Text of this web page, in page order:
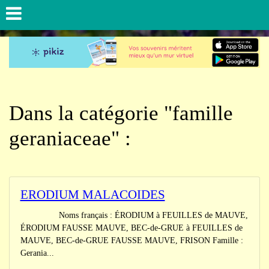
Dans la catégorie "famille
geraniaceae" :
ERODIUM MALACOIDES
Noms français : ÉRODIUM à FEUILLES de MAUVE,
ÉRODIUM FAUSSE MAUVE, BEC-de-GRUE à FEUILLES de
MAUVE, BEC-de-GRUE FAUSSE MAUVE, FRISON Famille :
Gerania...